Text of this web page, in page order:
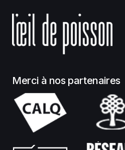
Merci à nos partenaires